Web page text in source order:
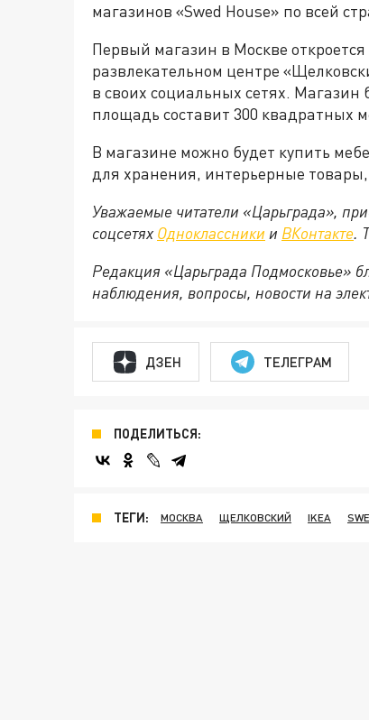
магазинов «Swed House» по всей
Первый магазин в Москве
развлекательном центре
в своих социальных сетях. Магазин
площадь составит 300 квадратных
В магазине можно будет купить
для хранения, интерьерные
Уважаемые читатели «Царьграда»,
соцсетях Одноклассники и ВКонтакте.
Редакция «Царьграда Подмосковье»
наблюдения, вопросы, новости на
ДЗЕН ТЕЛЕГРАМ
ПОДЕЛИТЬСЯ:
ТЕГИ: МОСКВА ЩЕЛКОВСКИЙ IKEA